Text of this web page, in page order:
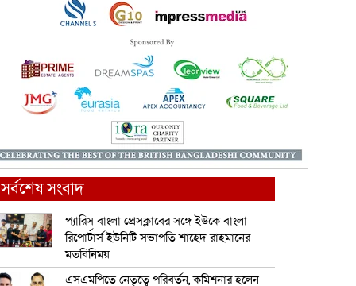
সর্বশেষ সংবাদ
প্যারিস বাংলা প্রেসক্লাবের সঙ্গে ইউকে বাংলা
রিপোর্টার্স ইউনিটি সভাপতি শাহেদ রাহমানের
মতবিনিময়
এসএমপিতে নেতৃত্বে পরিবর্তন, কমিশনার হলেন